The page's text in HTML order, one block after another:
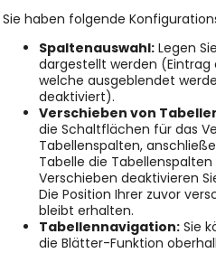
Sie haben folgende
Spaltenauswahl: Legen
dargestellt werden
welche ausgeblendet
deaktiviert).
Verschieben von
die Schaltflächen für das
Tabellenspalten,
Tabelle die
Verschieben deaktivieren
Die Position Ihrer zuvor
bleibt erhalten.
Tabellennavigation: Sie
die Blätter-Funktion